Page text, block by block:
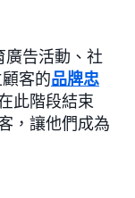
廣告活動、社
客的品牌忠
此階段結束
，讓他們成為